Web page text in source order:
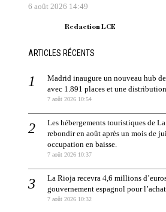
6 août 2026 14:49
Redaction LCE
ARTICLES RÉCENTS
Madrid inaugure un nouveau hub
avec 1.891 places et une
7 août 2026 10:54
Les hébergements touristiques de
rebondir en août après un mois de
occupation en baisse.
7 août 2026 10:37
La Rioja recevra 4,6 millions
gouvernement espagnol pour
7 août 2026 10:32